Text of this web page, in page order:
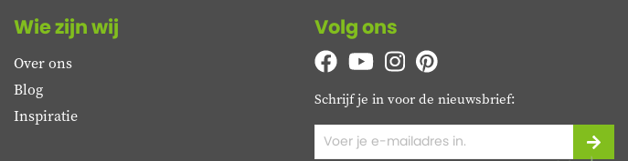
Wie zijn wij
Over ons
Blog
Inspiratie
Volg ons
Schrijf je in voor de nieuwsbrief: